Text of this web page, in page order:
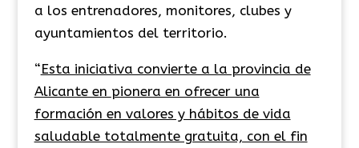
a los entrenadores, monitores, clubes y
ayuntamientos del territorio.
“Esta iniciativa convierte a la provincia de
Alicante en pionera en ofrecer una
formación en valores y hábitos de vida
saludable totalmente gratuita, con el fin